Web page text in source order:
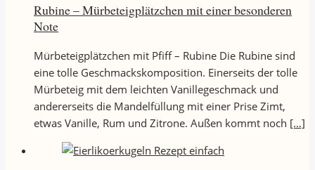
Rubine – Mürbeteigplätzchen mit einer besonderen
Note
Mürbeteigplätzchen mit Pfiff – Rubine Die Rubine sind
eine tolle Geschmackskomposition. Einerseits der tolle
Mürbeteig mit dem leichten Vanillegeschmack und
andererseits die Mandelfüllung mit einer Prise Zimt,
etwas Vanille, Rum und Zitrone. Außen kommt noch […]